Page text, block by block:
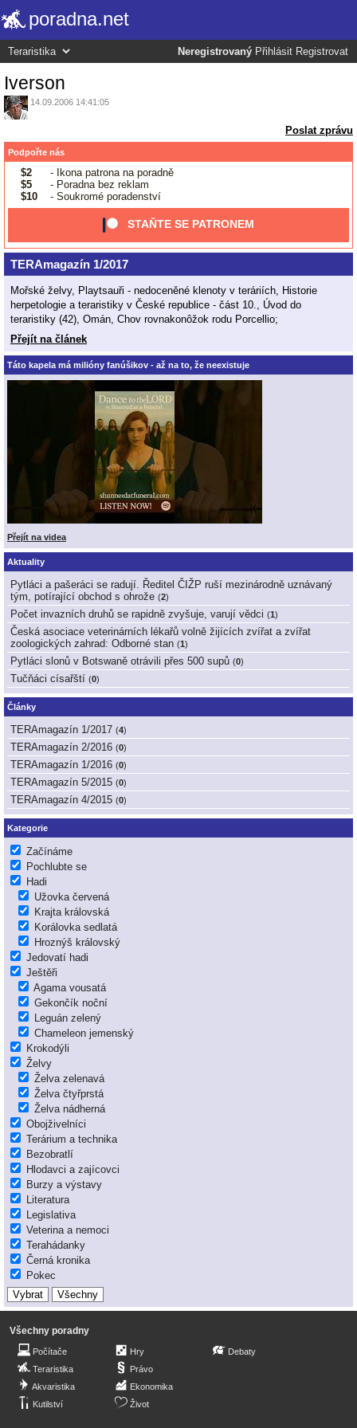
poradna.net
Neregistrovaný Přihlásit Registrovat
Iverson
14.09.2006 14:41:05
Poslat zprávu
Podpořte nás
$2
- Ikona patrona na poradně
$5
- Poradna bez reklam
$10
- Soukromé poradenství
STAŇTE SE PATRONEM
TERAmagazín 1/2017
Mořské želvy, Playtsauři - nedoceněné klenoty v teráriích, Historie
herpetologie a teraristiky v České republice - část 10., Úvod do
teraristiky (42), Omán, Chov rovnakonôžok rodu Porcellio;
Přejít na článek
Táto kapela má milióny fanúšikov - až na to, že neexistuje
Přejít na videa
Aktuality
Pytláci a pašeráci se radují. Ředitel ČIŽP ruší mezinárodně uznávaný
tým, potírající obchod s ohrože (2)
Počet invazních druhů se rapidně zvyšuje, varují vědci (1)
Česká asociace veterinárních lékařů volně žijících zvířat a zvířat
zoologických zahrad: Odborné stan (1)
Pytláci slonů v Botswaně otrávili přes 500 supů (0)
Tučňáci císařští (0)
Články
TERAmagazín 1/2017 (4)
TERAmagazín 2/2016 (0)
TERAmagazín 1/2016 (0)
TERAmagazín 5/2015 (0)
TERAmagazín 4/2015 (0)
Kategorie
Začínáme
Pochlubte se
Hadi
Užovka červená
Krajta královská
Korálovka sedlatá
Hroznýš královský
Jedovatí hadi
Ještěři
Agama vousatá
Gekončík noční
Leguán zelený
Chameleon jemenský
Krokodýli
Želvy
Želva zelenavá
Želva čtyřprstá
Želva nádherná
Obojživelníci
Terárium a technika
Bezobratlí
Hlodavci a zajícovci
Burzy a výstavy
Literatura
Legislativa
Veterina a nemoci
Terahádanky
Černá kronika
Pokec
Všechny poradny
Počítače
Teraristika
Akvaristika
Kutilství
Hry
Právo
Ekonomika
Život
Debaty